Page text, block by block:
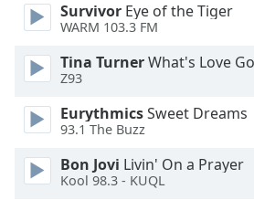
Survivor Eye of the Tiger
WARM 103.3 FM
Tina TurnerWhat's Love
Z93
EurythmicsSweet Dreams
93.1 The Buzz
Bon Jovi Livin' On a Prayer
Kool 98.3 - KUQL